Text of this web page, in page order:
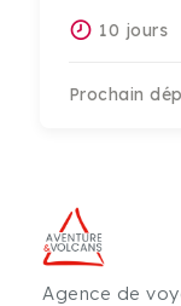
10 jours
Prochain
Agence de